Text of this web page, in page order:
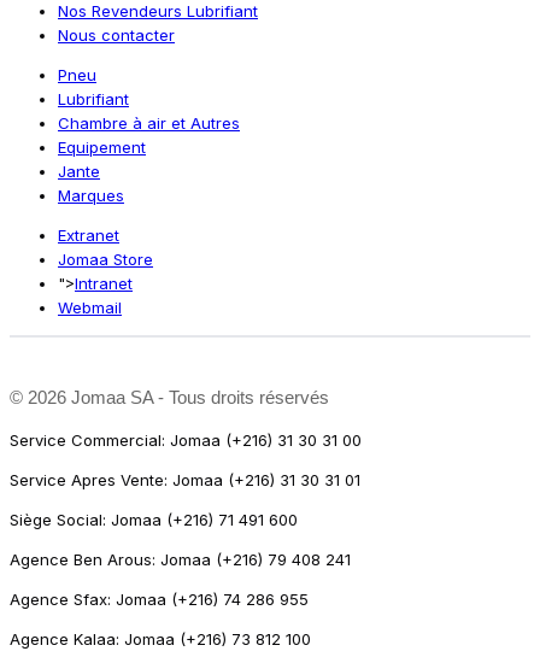
Nos Revendeurs Lubrifiant
Nous contacter
Pneu
Lubrifiant
Chambre à air et Autres
Equipement
Jante
Marques
Extranet
Jomaa Store
">Intranet
Webmail
© 2026 Jomaa SA - Tous droits réservés
Service Commercial: Jomaa (+216) 31 30 31 00
Service Apres Vente: Jomaa (+216) 31 30 31 01
Siège Social: Jomaa (+216) 71 491 600
Agence Ben Arous: Jomaa (+216) 79 408 241
Agence Sfax: Jomaa (+216) 74 286 955
Agence Kalaa: Jomaa (+216) 73 812 100